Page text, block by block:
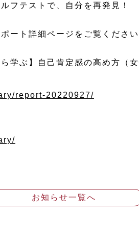
フテストで、自分を再発見！
ート詳細ページをご覧ください
学ぶ】自己肯定感の高め方（
report-20220927/
お知らせ一覧へ